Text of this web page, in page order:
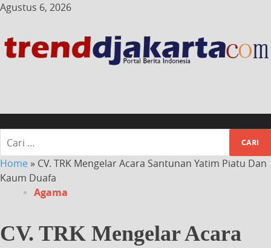
Agustus 6, 2026
Home » CV. TRK Mengelar Acara Santunan Yatim Piatu Dan
Kaum Duafa
Agama
CV. TRK Mengelar Acara